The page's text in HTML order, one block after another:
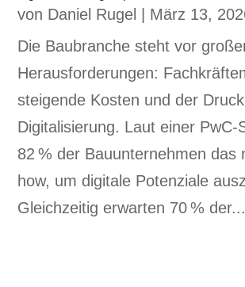
von Daniel Rugel März 13,
Die Baubranche steht vor
Herausforderungen:
steigende Kosten und der
Digitalisierung. Laut einer PwC-
82 % der Bauunternehmen das
how, um digitale Potenziale
Gleichzeitig erwarten 70 % der...